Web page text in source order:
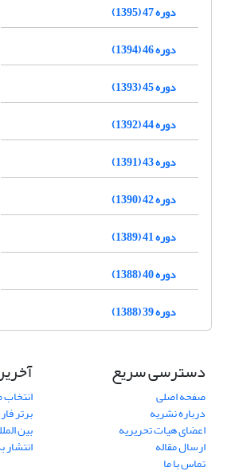
دوره 47 (1395)
دوره 46 (1394)
دوره 45 (1393)
دوره 44 (1392)
دوره 43 (1391)
دوره 42 (1390)
دوره 41 (1389)
دوره 40 (1388)
دوره 39 (1388)
دسترسی سریع
صفحه اصلی
درباره نشریه
اعضای هیات تحریریه
ارسال مقاله
تماس با ما
بین